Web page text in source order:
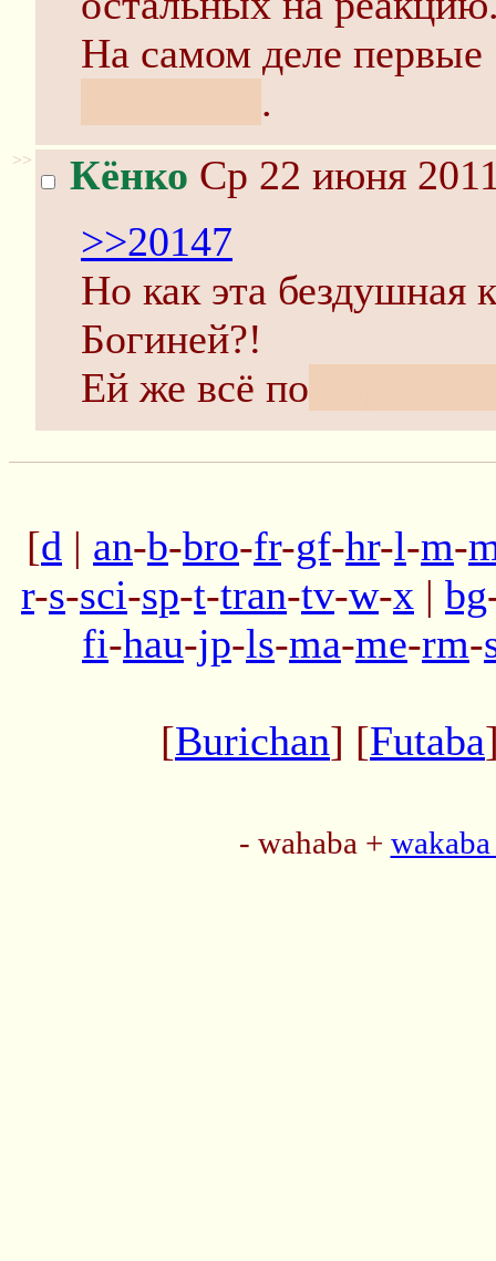
На самом деле
.
>> Кёнко Ср 22 июня
>>20147
Но как эта бездушная
Богиней?!
Ей же всё по
[d | an-b-bro-fr-gf-hr-l-m-
r-s-sci-sp-t-tran-tv-w-x | bg
fi-hau-jp-ls-ma-me-rm-
[Burichan] [Futaba
- wahaba +